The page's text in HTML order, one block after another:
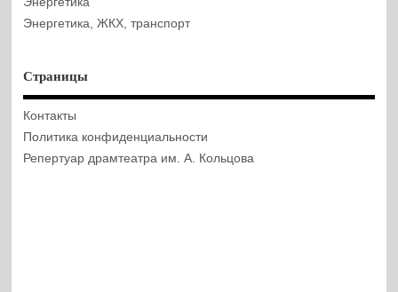
Энергетика, ЖКХ, транспорт
Страницы
Контакты
Политика конфиденциальности
Репертуар драмтеатра им. А. Кольцова